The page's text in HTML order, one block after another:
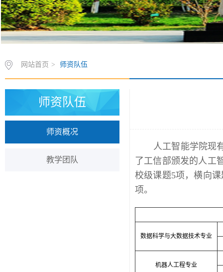
网站首页 > 师资队伍
师资队伍
师资概况
教学团队
人工智能学院现
了工信部颁发的人
校级课题5项，横向
项。
数据科学与大数据技术专业
机器人工程专业